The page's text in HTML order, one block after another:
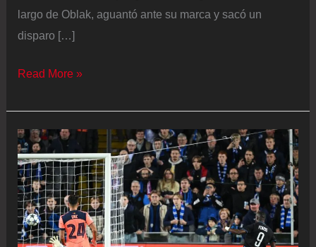
largo de Oblak, aguantó ante su marca y sacó un
disparo […]
Atlético
Brujas
en
directo
|
Sorloth
adelanta
al
Read More »